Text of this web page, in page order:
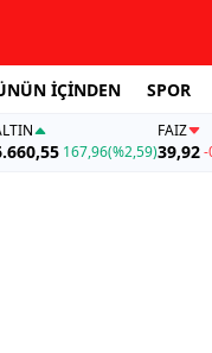
İÇİNDEN SPOR
167,96(%2,59)
FAİZ
39,92-